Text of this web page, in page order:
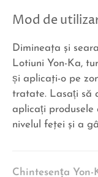
Mod de
Dimineaţa şi
Lotiuni Yon-Ka,
și aplicaţi-o pe
tratate. Lasați să
aplicați produsele
nivelul feţei şi a
Chintesența Yon-